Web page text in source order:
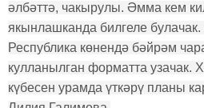
әлбәттә, чакырулы. Әмма кем
якынлашканда билгеле булачак.
Республика көнендә бәйрәм
кулланылган форматта узачак.
күбесен урамда үткәрү планы